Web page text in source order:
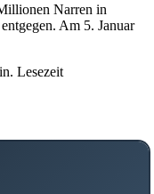
Narren in
Am 5. Januar
Lesezeit